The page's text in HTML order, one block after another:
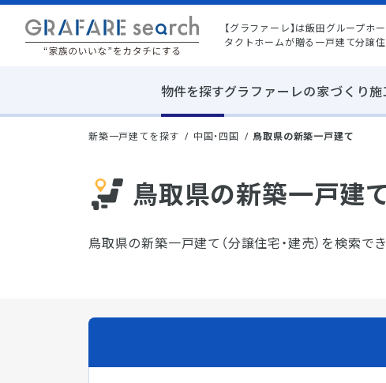
【グラファーレ】は飯田グループホ
タクトホームが贈る一戸建て分譲
物件を探すグラファーレの家づくり施
新築一戸建てを探す 中国・四国 鳥取県の新築一戸建て
鳥取県の新築一戸建
鳥取県の新築一戸建て（分譲住宅・建売）を検索で